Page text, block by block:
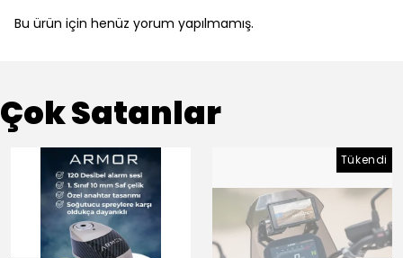
Bu ürün için henüz yorum yapılmamış.
Çok Satanlar
Tükendi